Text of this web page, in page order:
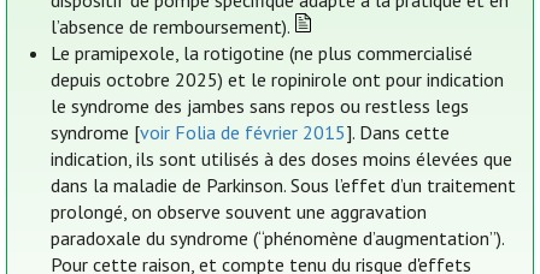
l’absence de remboursement).
Le pramipexole, la rotigotine (ne plus commercialisé
depuis octobre 2025) et le ropinirole ont pour indication
le syndrome des jambes sans repos ou restless legs
syndrome [voir Folia de février 2015]. Dans cette
indication, ils sont utilisés à des doses moins élevées que
dans la maladie de Parkinson. Sous l’effet d’un traitement
prolongé, on observe souvent une aggravation
paradoxale du syndrome (“phénomène d’augmentation”).
Pour cette raison, et compte tenu du risque d'effets